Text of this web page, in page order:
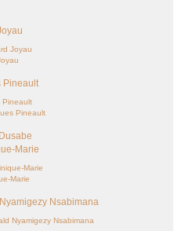
Joyau
Pineault
Pineault
Pineault
Marie
Marie
Marie
Nsabimana
Nyamigezy Nsabimana